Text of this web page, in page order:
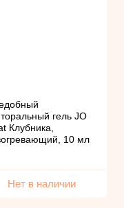
гель JO
Клубника,
10 мл
Нет в наличии